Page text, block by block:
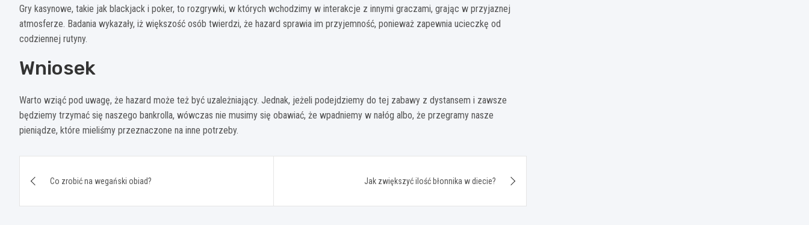
Gry kasynowe, takie jak blackjack i poker, to rozgrywki, w których wchodzimy w interakcje z innymi graczami, grając w przyjaznej
atmosferze. Badania wykazały, iż większość osób twierdzi, że hazard sprawia im przyjemność, ponieważ zapewnia ucieczkę od
codziennej rutyny.
Wniosek
Warto wziąć pod uwagę, że hazard może też być uzależniający. Jednak, jeżeli podejdziemy do tej zabawy z dystansem i zawsze
będziemy trzymać się naszego bankrolla, wówczas nie musimy się obawiać, że wpadniemy w nałóg albo, że przegramy nasze
pieniądze, które mieliśmy przeznaczone na inne potrzeby.
wpisu
Co zrobić na wegański obiad? Jak zwiększyć ilość błonnika w diecie?